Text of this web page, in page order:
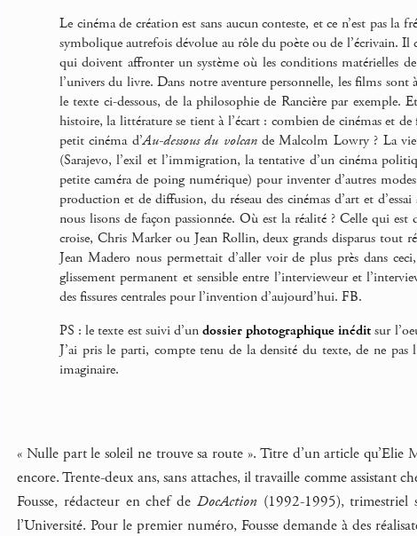
Le cinéma de création est sans aucun conteste, et ce n’est pas la
symbolique autrefois dévolue au rôle du poète ou de l’écrivain.
qui doivent affronter un système où les conditions matérielles
l’univers du livre. Dans notre aventure personnelle, les films sont
le texte ci-dessous, de la philosophie de Rancière par exemple.
histoire, la littérature se tient à l’écart : combien de cinémas et
petit cinéma d’Au-dessous du volcande Malcolm Lowry ? La vie
(Sarajevo, l’exil et l’immigration, la tentative d’un cinéma
petite caméra de poing numérique) pour inventer d’autres
production et de diffusion, du réseau des cinémas d’art et
nous lisons de façon passionnée. Où est la réalité ? Celle qui est
croise, Chris Marker ou Jean Rollin, deux grands disparus tout
Jean Madero nous permettait d’aller voir de plus près dans
glissement permanent et sensible entre l’intervieweur et
des fissures centrales pour l’invention d’aujourd’hui. FB.
PS : le texte est suivi d’undossier photographique inéditsur
J’ai pris le parti, compte tenu de la densité du texte, de ne pas
imaginaire.
« Nulle part le soleil ne trouve sa route ». Titre d’un article
encore. Trente-deux ans, sans attaches, il travaille comme assistant
Fousse, rédacteur en chef de DocAction (1992-1995), trimestriel
l’Université. Pour le premier numéro, Fousse demande à des